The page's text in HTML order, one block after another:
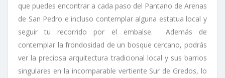
que puedes encontrar a cada paso del Pantano de Arenas
de San Pedro e incluso contemplar alguna estatua local y
seguir tu recorrido por el embalse. Además de
contemplar la frondosidad de un bosque cercano, podrás
ver la preciosa arquitectura tradicional local y sus barrios
singulares en la incomparable vertiente Sur de Gredos, lo